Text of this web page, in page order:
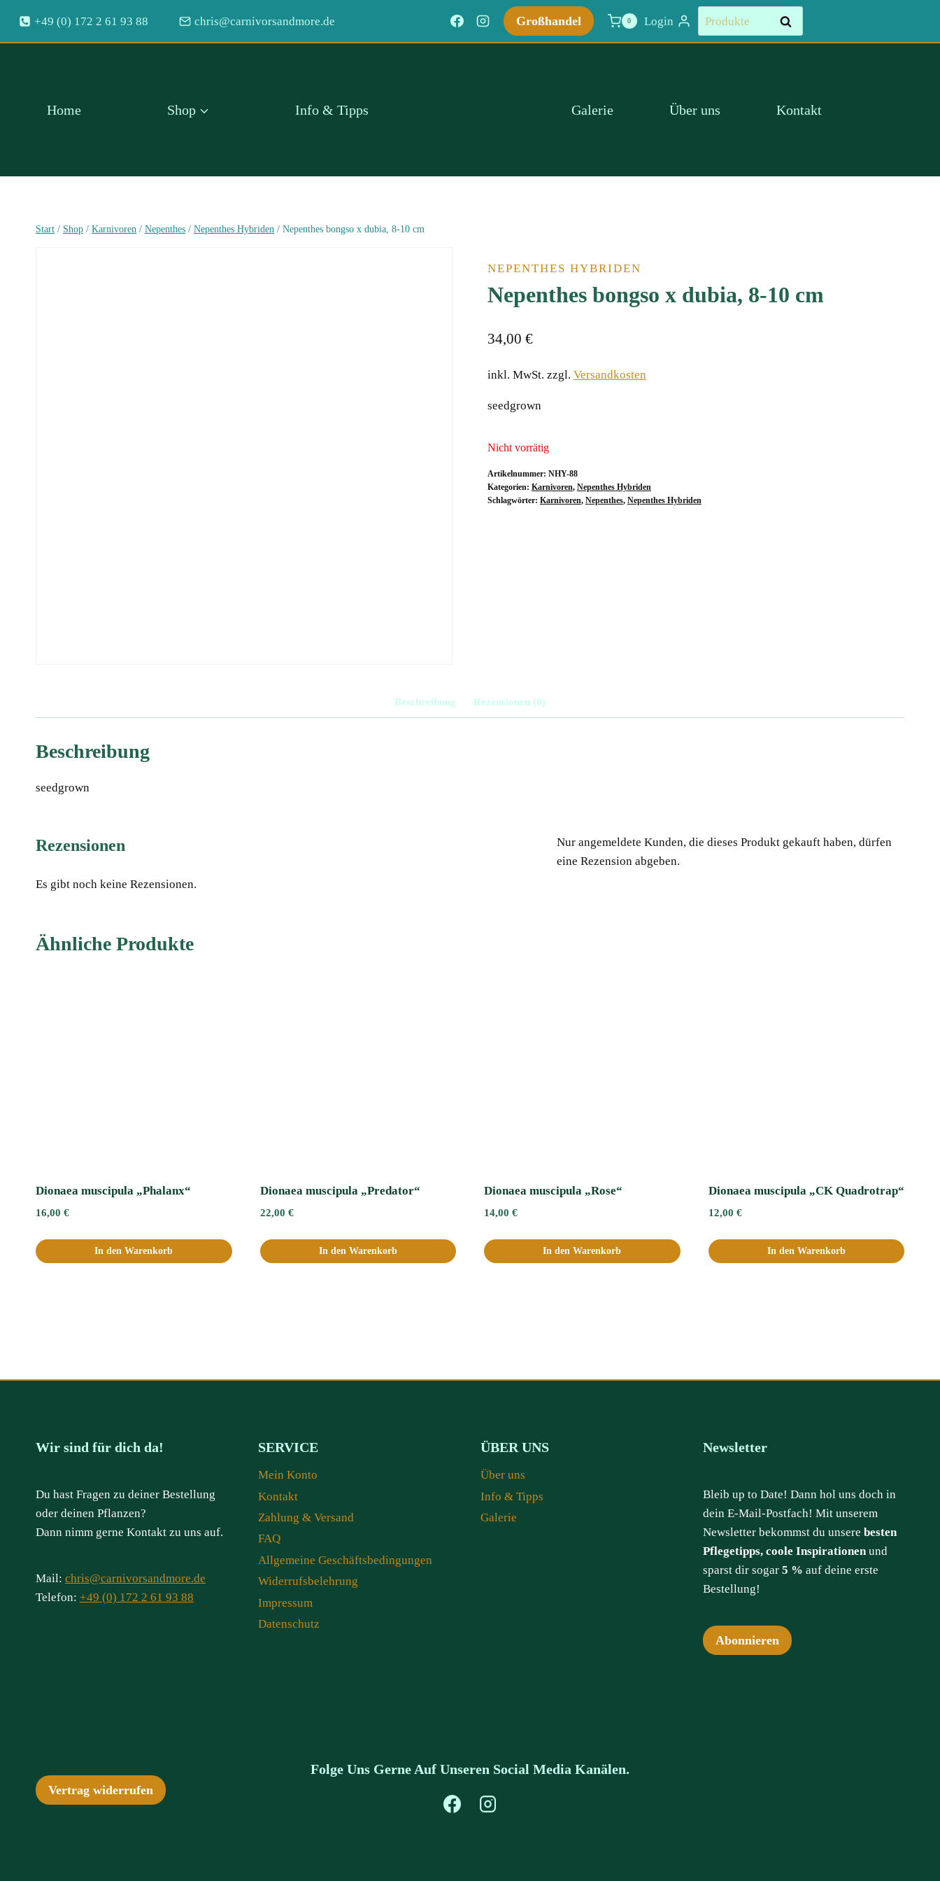
Inhalt
springen
+49 (0) 172 2 61 93 88 chris@carnivorsandmore.de Großhandel 0 Login
Suchen
nach:
Suchen
Home Shop Info & Tipps Galerie Über uns Kontakt
Start / Shop / Karnivoren / Nepenthes / Nepenthes Hybriden / Nepenthes bongso x dubia, 8-10 cm
NEPENTHES HYBRIDEN
Nepenthes bongso x dubia, 8-10 cm
34,00 €
inkl. MwSt. zzgl. Versandkosten
seedgrown
Nicht vorrätig
Artikelnummer: NHY-88
Kategorien: Karnivoren, Nepenthes Hybriden
Schlagwörter: Karnivoren, Nepenthes, Nepenthes Hybriden
Beschreibung Rezensionen (0)
Beschreibung
seedgrown
Rezensionen
Es gibt noch keine Rezensionen.
Nur angemeldete Kunden, die dieses Produkt gekauft haben, dürfen
eine Rezension abgeben.
Ähnliche Produkte
Dionaea muscipula „Phalanx“
16,00 €
In den Warenkorb
Dionaea muscipula „Predator“
22,00 €
In den Warenkorb
Dionaea muscipula „Rose“
14,00 €
In den Warenkorb
Dionaea muscipula „CK Quadrotrap“
12,00 €
In den Warenkorb
Wir sind für dich da!
Du hast Fragen zu deiner Bestellung
oder deinen Pflanzen?
Dann nimm gerne Kontakt zu uns auf.
Mail: chris@carnivorsandmore.de
Telefon: +49 (0) 172 2 61 93 88
SERVICE
Mein Konto
Kontakt
Zahlung & Versand
FAQ
Allgemeine Geschäftsbedingungen
Widerrufsbelehrung
Impressum
Datenschutz
ÜBER UNS
Über uns
Info & Tipps
Galerie
Newsletter
Bleib up to Date! Dann hol uns doch in
dein E-Mail-Postfach! Mit unserem
Newsletter bekommst du unsere besten
Pflegetipps, coole Inspirationen und
sparst dir sogar 5 % auf deine erste
Bestellung!
Abonnieren
Vertrag widerrufen
Folge Uns Gerne Auf Unseren Social Media Kanälen.